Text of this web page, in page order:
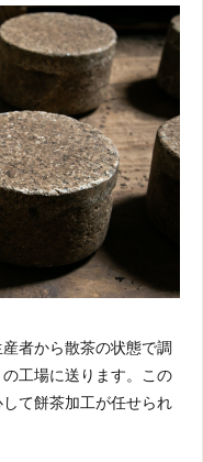
者から散茶の状態で調
工場に送ります。この
て餅茶加工が任せられ